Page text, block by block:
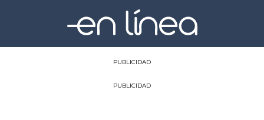
PUBLICIDAD
PUBLICIDAD